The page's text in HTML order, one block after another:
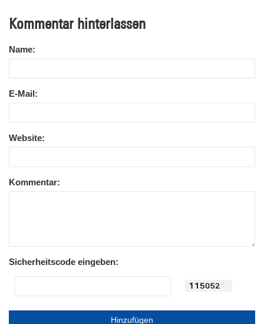
Kommentar hinterlassen
Name:
E-Mail:
Website:
Kommentar:
Sicherheitscode eingeben: